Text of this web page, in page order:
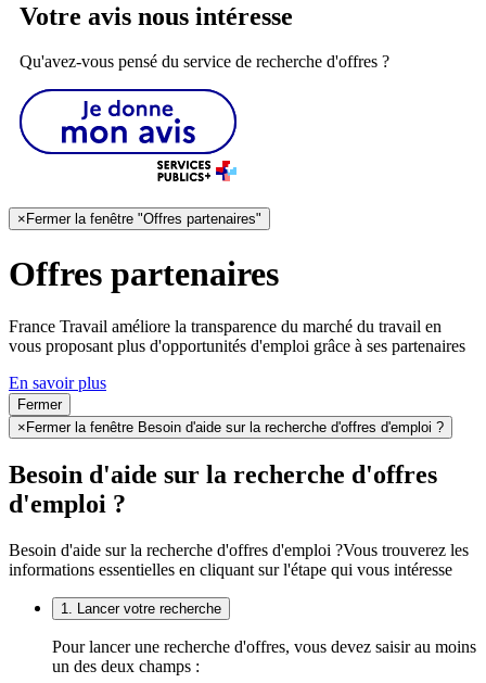
Votre avis nous intéresse
Qu'avez-vous pensé du service de recherche d'offres ?
× Fermer la fenêtre "Offres partenaires"
Offres partenaires
France Travail améliore la transparence du marché du travail en
vous proposant plus d'opportunités d'emploi grâce à ses partenaires
En savoir plus
Fermer
× Fermer la fenêtre Besoin d'aide sur la recherche d'offres d'emploi ?
Besoin d'aide sur la recherche d'offres
d'emploi ?
Besoin d'aide sur la recherche d'offres d'emploi ?Vous trouverez les
informations essentielles en cliquant sur l'étape qui vous intéresse
1. Lancer votre recherche
Pour lancer une recherche d'offres, vous devez saisir au moins
un des deux champs :